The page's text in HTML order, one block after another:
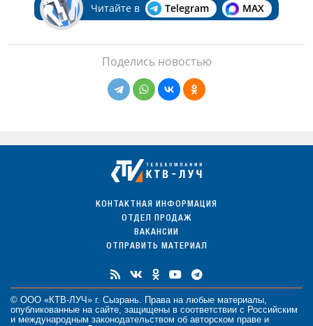
Читайте в Telegram MAX
Поделись новостью
КОНТАКТНАЯ ИНФОРМАЦИЯ
ОТДЕЛ ПРОДАЖ
ВАКАНСИИ
ОТПРАВИТЬ МАТЕРИАЛ
© ООО «КТВ-ЛУЧ» г. Сызрань. Права на любые материалы,
опубликованные на сайте, защищены в соответствии с Российским
и международным законодательством об авторском праве и